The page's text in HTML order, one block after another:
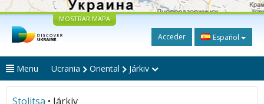
MOSTRAR MAPA
Acceder Español
Menu Ucrania Oriental Járkiv
Stolitsa • Járkiv